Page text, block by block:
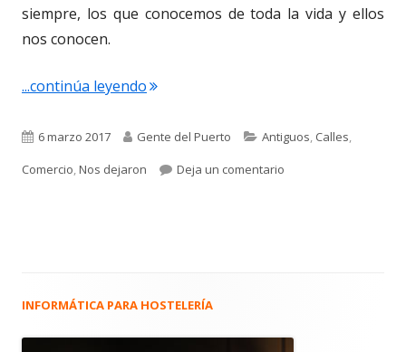
siempre, los que conocemos de toda la vida y ellos
nos conocen.
...continúa leyendo"3.089. El Puerto de siempre."
Publicado
el
6 marzo 2017 Autor
Gente del Puerto Categorías
Antiguos, Calles,
Comercio,Nos dejaron Deja un comentario
Barra
INFORMÁTICA PARA HOSTELERÍA